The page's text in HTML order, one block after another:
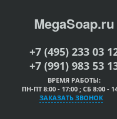
MegaSoap.ru
+7 (495) 233 03
+7 (991) 983 53
ВРЕМЯ РАБОТЫ:
ПН-ПТ 8:00 - 17:00 ; СБ 8:00 -
ЗАКАЗАТЬ ЗВОНОК